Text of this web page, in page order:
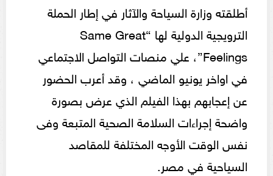
أطلقته وزارة السياحة والآثار في إطار الحملة
الترويجية الدولية لها “Same Great
Feelings”، علي منصات التواصل الاجتماعي
في اواخر يونيو الماضي ، وقد أعرب الحضور
عن إعجابهم بهذا الفيلم الذي عرض بصورة
واضحة إجراءات السلامة الصحية المتبعة وفى
نفس الوقت الأوجه المختلفة للمقاصد
السياحية في مصر.